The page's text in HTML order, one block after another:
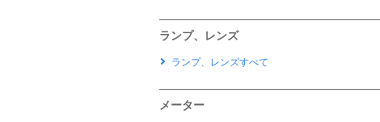
ランプ、レンズ
ランプ、レンズすべて
メーター